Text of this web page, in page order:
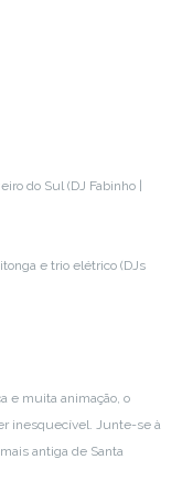
do Sul (DJ Fabinho |
e trio elétrico (DJs
e muita animação, o
inesquecível. Junte-se à
antiga de Santa